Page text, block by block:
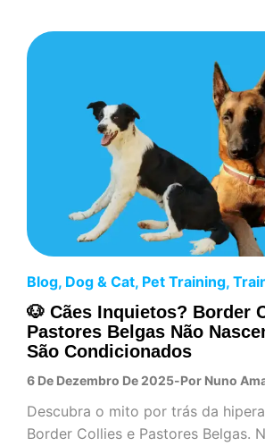
Blog, Dog & Cat, Pet Training,
🐶 Cães Inquietos? Border
Pastores Belgas Não
São Condicionados
6 De Dezembro De 2025 Por Nuno
Descubra o mito por trás da
Border Collies e Pastores Belgas.